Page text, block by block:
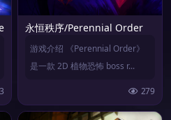
Mutant Ninja Turtles:
永恒秩序/Perennial Order
游戏介绍 《Perennial Order》
是一款 2D 植物恐怖 boss r...
279